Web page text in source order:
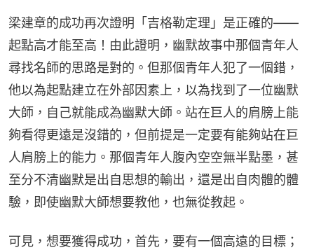
梁建章的成功再次證明「吉格勒定理」是正確的——
起點高才能至高！由此證明，幽默故事中那個青年人
尋找名師的思路是對的。但那個青年人犯了一個錯，
他以為起點建立在外部因素上，以為找到了一位幽默
大師，自己就能成為幽默大師。站在巨人的肩膀上能
夠看得更遠是沒錯的，但前提是一定要有能夠站在巨
人肩膀上的能力。那個青年人腹內空空無半點墨，甚
至分不清幽默是出自思想的輸出，還是出自肉體的體
驗，即使幽默大師想要教他，也無從教起。
可見，想要獲得成功，首先，要有一個高遠的目標；